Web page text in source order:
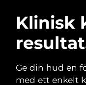
Klinisk
Ge din hud en
med ett enkelt
Österrike
Bahrain
Belgien